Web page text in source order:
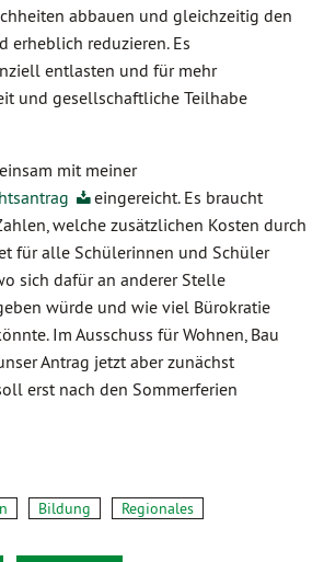
abbauen und gleichzeitig den
erheblich reduzieren. Es
entlasten und für mehr
und gesellschaftliche Teilhabe
mit meiner
eingereicht. Es braucht
welche zusätzlichen Kosten durch
für alle Schülerinnen und Schüler
sich dafür an anderer Stelle
würde und wie viel Bürokratie
Im Ausschuss für Wohnen, Bau
Antrag jetzt aber zunächst
erst nach den Sommerferien
Bildung Regionales